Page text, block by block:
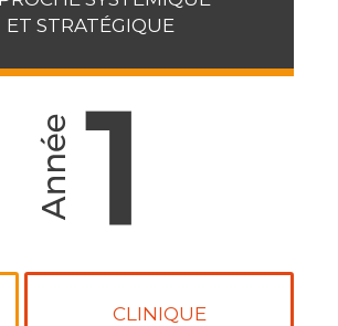
ET STRATÉGIQUE
CLINIQUE